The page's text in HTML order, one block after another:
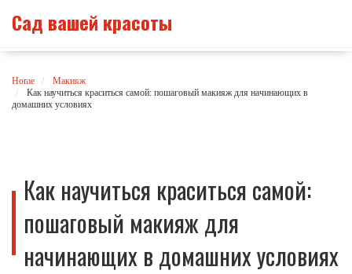
Сад вашей красоты
Home
Макияж
Как научиться краситься самой: пошаговый макияж для начинающих в
домашних условиях
Как научиться краситься самой:
пошаговый макияж для
начинающих в домашних условиях